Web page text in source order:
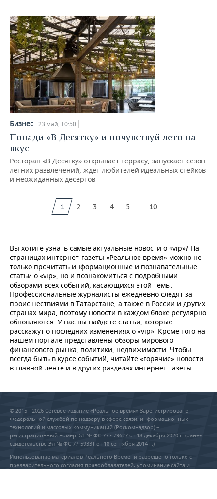
Бизнес 23 май, 10:50
Попади «В Десятку» и почувствуй лето на
вкус
Ресторан «В Десятку» открывает террасу, запускает сезон
летних развлечений, ждет любителей идеальных стейков
и неожиданных десертов
1 2 3 4 5 ... 10
Вы хотите узнать самые актуальные новости о «vip»? На
страницах интернет-газеты «Реальное время» можно не
только прочитать информационные и познавательные
статьи о «vip», но и познакомиться с подробными
обзорами всех событий, касающихся этой темы.
Профессиональные журналисты ежедневно следят за
происшествиями в Татарстане, а также в России и других
странах мира, поэтому новости в каждом блоке регулярно
обновляются. У нас вы найдете статьи, которые
расскажут о последних изменениях о «vip». Кроме того на
нашем портале представлены обзоры мирового
финансового рынка, политики, недвижимости. Чтобы
всегда быть в курсе событий, читайте «горячие» новости
в главной ленте и в других разделах интернет-газеты.
© 2015 - 2026 Сетевое издание «Реальное время» Зарегистрировано
Федеральной службой по надзору в сфере связи, информационных
технологий и массовых коммуникаций (Роскомнадзор) –
регистрационный номер ЭЛ № ФС 77 - 79627 от 18 декабря 2020 г. (ранее
свидетельство Эл № ФС 77-59331 от 18 сентября 2014 г.)
Использование материалов Реального Времени разрешено только с
предварительного согласия правообладателей, упоминание сайта и